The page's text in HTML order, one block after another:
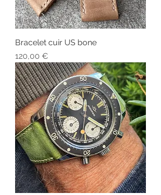
Bracelet cuir US bone
Prix
120,00 €